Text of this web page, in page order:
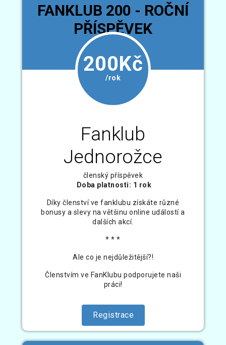
FANKLUB 200 - ROČNÍ
PŘÍSPĚVEK
200Kč
/rok
Fanklub
Jednorožce
členský příspěvek
Doba platnosti: 1 rok
Díky členství ve fanklubu získáte různé
bonusy a slevy na většinu online událostí a
dalších akcí.
* * *
Ale co je nejdůležitější?!
Členstvím ve FanKlubu podporujete naši
práci!
Registrace